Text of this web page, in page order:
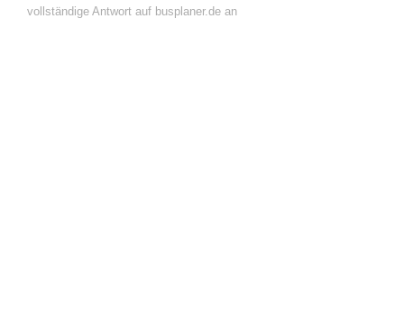
vollständige Antwort auf busplaner.de an